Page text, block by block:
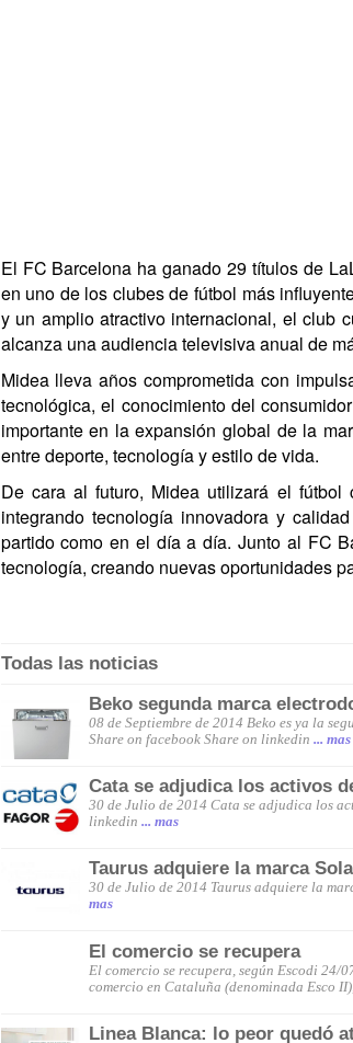
El FC Barcelona ha ganado 29 títulos de
en uno de los clubes de fútbol más
y un amplio atractivo internacional, el club
alcanza una audiencia televisiva anual de
Midea lleva años comprometida con
tecnológica, el conocimiento del
importante en la expansión global de la
entre deporte, tecnología y estilo de vida.
De cara al futuro, Midea utilizará el fútbol
integrando tecnología innovadora y
partido como en el día a día. Junto al FC
tecnología, creando nuevas oportunidades
Todas las noticias
Beko segunda marca
08 de Septiembre de 2014 Beko es ya la
Share on facebook Share on linkedin... mas
Cata se adjudica los activos
30 de Julio de 2014 Cata se adjudica los
linkedin... mas
Taurus adquiere la marca
30 de Julio de 2014 Taurus adquiere la
mas
El comercio se recupera
El comercio se recupera, según Escodi 24/
comercio en Cataluña (denominada Esco
Linea Blanca: lo peor quedó